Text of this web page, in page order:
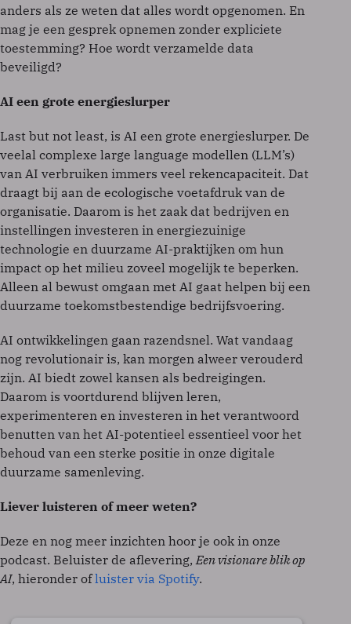
anders als ze weten dat alles wordt opgenomen. En
mag je een gesprek opnemen zonder expliciete
toestemming? Hoe wordt verzamelde data
beveiligd?
AI een grote energieslurper
Last but not least, is AI een grote energieslurper. De
veelal complexe large language modellen (LLM’s)
van AI verbruiken immers veel rekencapaciteit. Dat
draagt bij aan de ecologische voetafdruk van de
organisatie. Daarom is het zaak dat bedrijven en
instellingen investeren in energiezuinige
technologie en duurzame AI-praktijken om hun
impact op het milieu zoveel mogelijk te beperken.
Alleen al bewust omgaan met AI gaat helpen bij een
duurzame toekomstbestendige bedrijfsvoering.
AI ontwikkelingen gaan razendsnel. Wat vandaag
nog revolutionair is, kan morgen alweer verouderd
zijn. AI biedt zowel kansen als bedreigingen.
Daarom is voortdurend blijven leren,
experimenteren en investeren in het verantwoord
benutten van het AI-potentieel essentieel voor het
behoud van een sterke positie in onze digitale
duurzame samenleving.
Liever luisteren of meer weten?
Deze en nog meer inzichten hoor je ook in onze
podcast. Beluister de aflevering,Een visionare blik op
AI, hieronder ofluister via Spotify.